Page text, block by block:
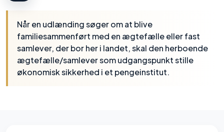
Når en udlænding søger om at blive
familiesammenført med en ægtefælle eller fast
samlever, der bor her i landet, skal den herboende
ægtefælle/samlever som udgangspunkt stille
økonomisk sikkerhed i et pengeinstitut.